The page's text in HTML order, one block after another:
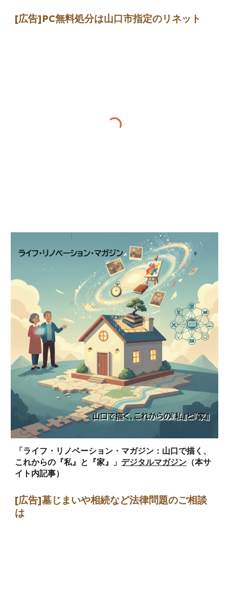
[広告]PC無料処分は山口市指定のリネット
「ライフ・リノベーション・マガジン：山口で描く、
これからの『私』と『家』」 デジタルマガジン （本サ
イト内記事）
[広告]墓じまいや相続など法律問題のご相談
は